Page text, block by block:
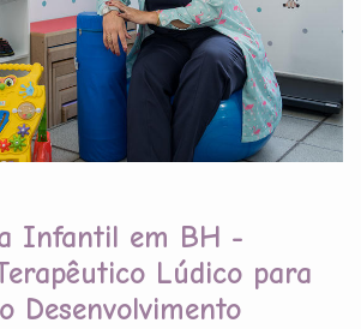
Infantil em BH -
Lúdico para
Desenvolvimento